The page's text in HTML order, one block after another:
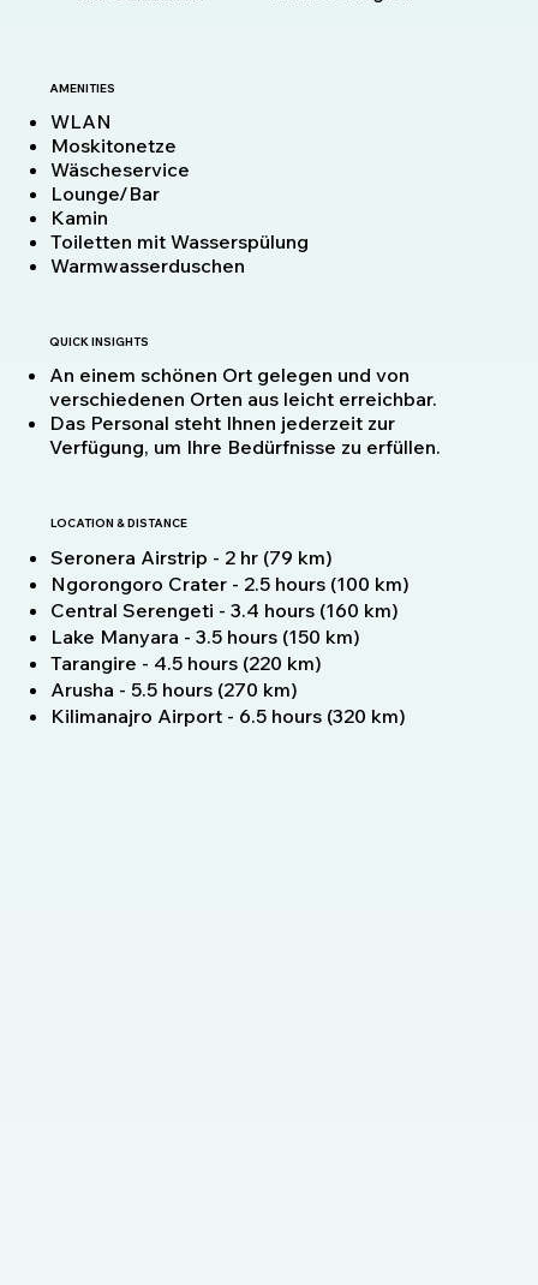
AMENITIES
WLAN
Moskitonetze
Wäscheservice
Lounge/Bar
Kamin
Toiletten mit Wasserspülung
Warmwasserduschen
QUICK INSIGHTS
An einem schönen Ort gelegen und von
verschiedenen Orten aus leicht erreichbar.
Das Personal steht Ihnen jederzeit zur
Verfügung, um Ihre Bedürfnisse zu erfüllen.
LOCATION & DISTANCE
Seronera Airstrip - 2 hr (79 km)
Ngorongoro Crater - 2.5 hours (100 km)
Central Serengeti - 3.4 hours (160 km)
Lake Manyara - 3.5 hours (150 km)
Tarangire - 4.5 hours (220 km)
Arusha - 5.5 hours (270 km)
Kilimanajro Airport - 6.5 hours (320 km)